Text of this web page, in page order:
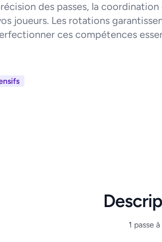
des passes, la
joueurs. Les rotations
ces compétences
1 passe